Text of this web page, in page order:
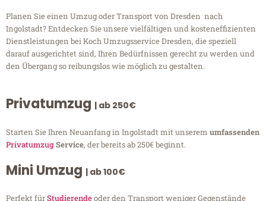
Planen Sie einen Umzug oder Transport von Dresden nach
Ingolstadt? Entdecken Sie unsere vielfältigen und kosteneffizienten
Dienstleistungen bei Koch Umzugsservice Dresden, die speziell
darauf ausgerichtet sind, Ihren Bedürfnissen gerecht zu werden und
den Übergang so reibungslos wie möglich zu gestalten.
Privatumzug | ab 250€
Starten Sie Ihren Neuanfang in Ingolstadt mit unserem umfassenden
PrivatumzugService, der bereits ab 250€ beginnt.
Mini Umzug | ab 100€
Perfekt fürStudierendeoder den Transport weniger Gegenstände